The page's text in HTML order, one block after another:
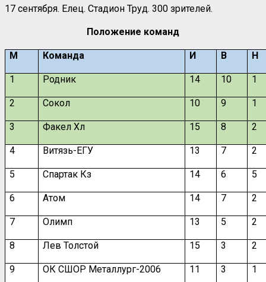
17 сентября. Елец. Стадион Труд. 300 зрителей.
Положение команд
М Команда И В Н
1 Родник 14 10 1
2 Сокол 10 9 1
3 Факел Хл 15 8 2
4 Витязь-ЕГУ 13 7 2
5 Спартак Кз 14 6 5
6 Атом 14 7 2
7 Олимп 13 5 2
8 Лев Толстой 15 3 2
9 ОК СШОР Металлург-2006 11 3 1